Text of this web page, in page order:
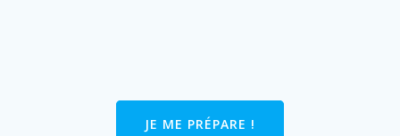
JE ME PRÉPARE !